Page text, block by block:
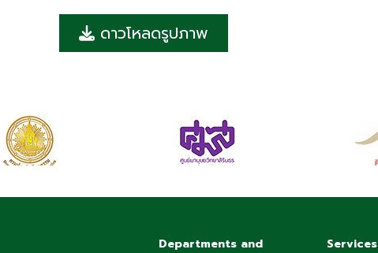
ดาวโหลดรูปภาพ
Departments and
Services